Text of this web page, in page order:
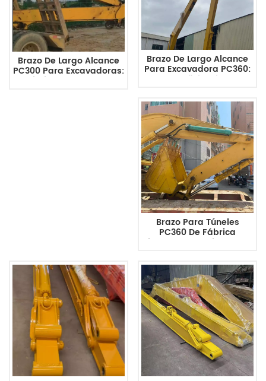
Brazo De Largo Alcance
PC300 Para Excavadoras:
Maximice El Alcance Y La
Brazo De Largo Alcance
Para Excavadora PC360:
Alta Eficiencia Y
Proyectos De Dragado Y
Construcción.
Brazo Para Túneles
PC360 De Fábrica
Directa: Accesorio De Alta
Excavadoras En
Proyectos De Túneles.